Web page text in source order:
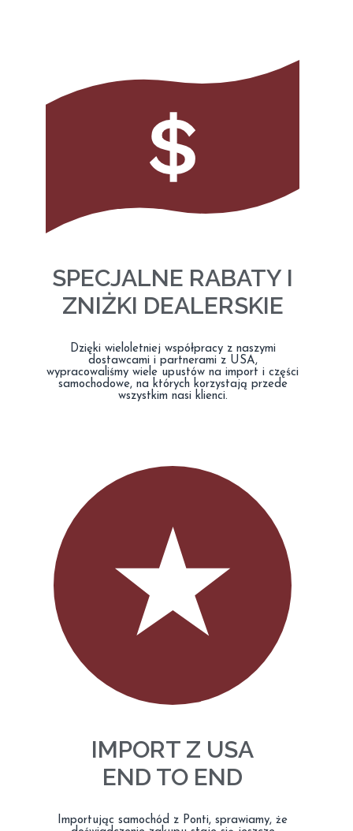
SPECJALNE RABATY I
ZNIŻKI DEALERSKIE
Dzięki wieloletniej współpracy z naszymi
dostawcami i partnerami z USA,
wypracowaliśmy wiele upustów na import i części
samochodowe, na których korzystają przede
wszystkim nasi klienci.
IMPORT Z USA
END TO END
Importując samochód z Ponti, sprawiamy, że